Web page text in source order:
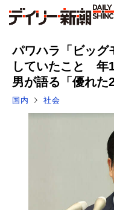
パワハラ「ビッグ
していたこと 年
男が語る「優れた
国内 社会